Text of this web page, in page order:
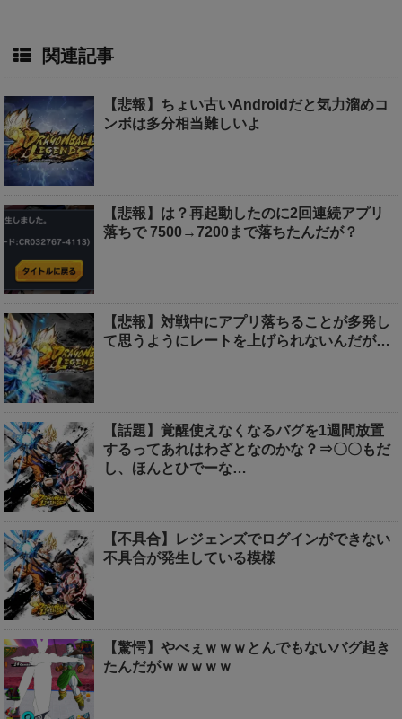
関連記事
【悲報】ちょい古いAndroidだと気力溜めコ
ンボは多分相当難しいよ
【悲報】は？再起動したのに2回連続アプリ
落ちで 7500→7200まで落ちたんだが？
【悲報】対戦中にアプリ落ちることが多発し
て思うようにレートを上げられないんだが…
【話題】覚醒使えなくなるバグを1週間放置
するってあれはわざとなのかな？⇒〇〇もだ
し、ほんとひでーな…
【不具合】レジェンズでログインができない
不具合が発生している模様
【驚愕】やべぇｗｗｗとんでもないバグ起き
たんだがｗｗｗｗｗ